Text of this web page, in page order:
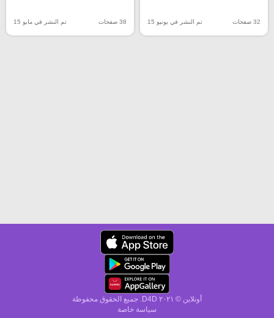
32 صفحات تم النشر في يونيو 15 38 صفحات تم النشر في مايو 15
أونلاين © ۲۰٢١ D4D. جميع الحقوق محفوظة
سياسة خاصة